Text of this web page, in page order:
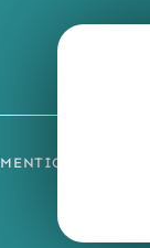
MENTIONS LÉGALES